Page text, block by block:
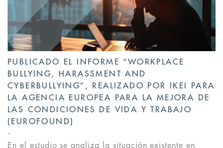
PUBLICADO EL INFORME “WORKPLACE
BULLYING, HARASSMENT AND
CYBERBULLYING”, REALIZADO POR IKEI PARA
LA AGENCIA EUROPEA PARA LA MEJORA DE
LAS CONDICIONES DE VIDA Y TRABAJO
(EUROFOUND)
En el estudio se analiza la situación existente en